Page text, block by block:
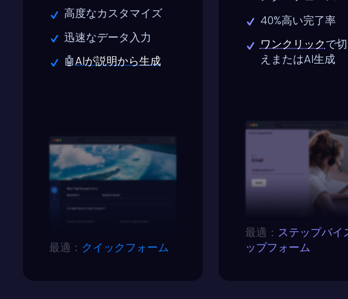
高度なカスタマイズ
迅速なデータ入力
🤖AIが説明から生成
最適： クイックフォーム
40%高い完了率
ワンクリックで
えまたはAI生成
最適： ステップバイ
ップフォーム